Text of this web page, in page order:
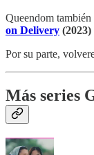
Queendom
on Delivery (2023)
Por su parte,
Más series